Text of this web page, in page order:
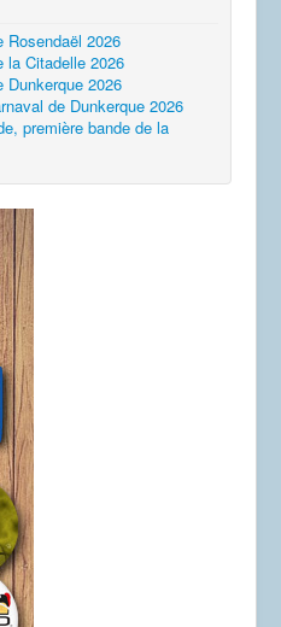
Rosendaël 2026
la Citadelle 2026
Dunkerque 2026
de Dunkerque 2026
première bande de la